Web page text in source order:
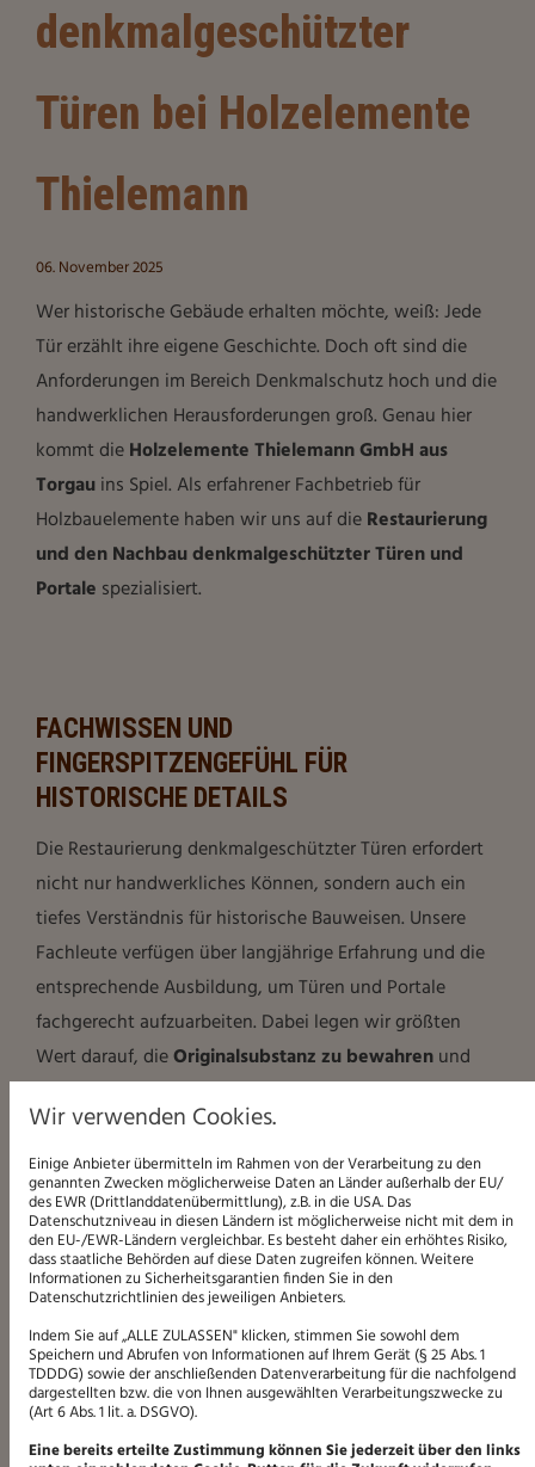
denkmalgeschützter
Türen bei Holzelemente
Thielemann
06. November 2025
Wer historische Gebäude erhalten möchte, weiß: Jede
Tür erzählt ihre eigene Geschichte. Doch oft sind die
Anforderungen im Bereich Denkmalschutz hoch und die
handwerklichen Herausforderungen groß. Genau hier
kommt dieHolzelemente Thielemann GmbH aus
Torgauins Spiel. Als erfahrener Fachbetrieb für
Holzbauelemente haben wir uns auf dieRestaurierung
und den Nachbau denkmalgeschützter Türen und
Portale spezialisiert.
FACHWISSEN UND
FINGERSPITZENGEFÜHL FÜR
HISTORISCHE DETAILS
Die Restaurierung denkmalgeschützter Türen erfordert
nicht nur handwerkliches Können, sondern auch ein
tiefes Verständnis für historische Bauweisen. Unsere
Fachleute verfügen über langjährige Erfahrung und die
entsprechende Ausbildung, um Türen und Portale
fachgerecht aufzuarbeiten. Dabei legen wir größten
Wert darauf, dieOriginalsubstanz zu bewahrenund
nachzuempfinden.
AUFARBEITUNG MIT LIEBE ZUM DETAIL
verziertes Portal – jede Aufarbeitung erfolgt mit größter
Sorgfalt. Wir führen eine präzise
Oberflächenbehandlung durch und verwenden
Materialien, die dem historischen Vorbild entsprechen.
Wir verwenden Cookies.
Einige Anbieter übermitteln im Rahmen von der Verarbeitung zu den
genannten Zwecken möglicherweise Daten an Länder außerhalb der EU/
des EWR (Drittlanddatenübermittlung), z.B. in die USA. Das
Datenschutzniveau in diesen Ländern ist möglicherweise nicht mit dem in
den EU-/EWR-Ländern vergleichbar. Es besteht daher ein erhöhtes Risiko,
dass staatliche Behörden auf diese Daten zugreifen können. Weitere
Informationen zu Sicherheitsgarantien finden Sie in den
Datenschutzrichtlinien des jeweiligen Anbieters.
Indem Sie auf „ALLE ZULASSEN" klicken, stimmen Sie sowohl dem
Speichern und Abrufen von Informationen auf Ihrem Gerät (§ 25 Abs. 1
TDDDG) sowie der anschließenden Datenverarbeitung für die nachfolgend
dargestellten bzw. die von Ihnen ausgewählten Verarbeitungszwecke zu
(Art 6 Abs. 1 lit. a. DSGVO).
Eine bereits erteilte Zustimmung können Sie jederzeit über den links